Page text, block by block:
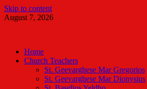
Skip to content
August 7, 2026
Home
Church Teachers
St. Geevarghese Mar Gregorios
St. Geevarghese Mar Dionysius